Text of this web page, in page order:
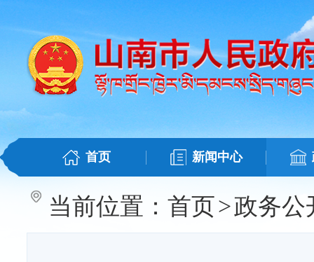
首页 新闻中心
当前位置： 首页>政务公